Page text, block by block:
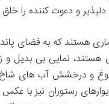
و دعوت کننده را
هستند که به فضای
نمایی بی بدیل و
شلوغ و درخشش آب های
رستوران نیز با